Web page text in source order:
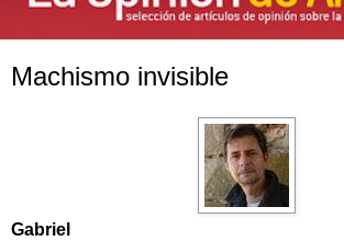
Machismo invisible
Gabriel